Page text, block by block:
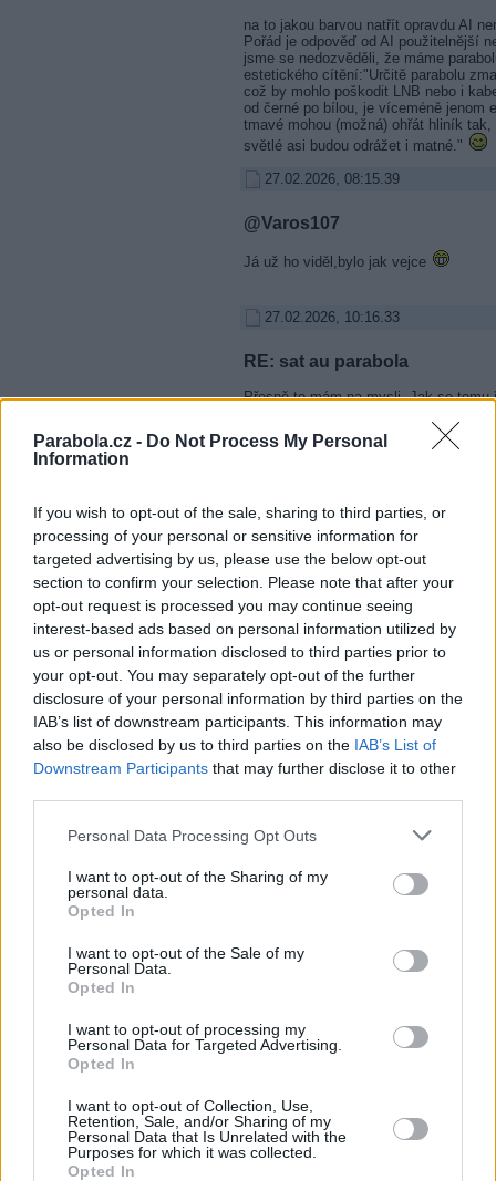
Parabola.cz - Do Not Process My Personal
Information
If you wish to opt-out of the sale, sharing to third parties, or
processing of your personal or sensitive information for
targeted advertising by us, please use the below opt-out
section to confirm your selection. Please note that after your
opt-out request is processed you may continue seeing
interest-based ads based on personal information utilized by
us or personal information disclosed to third parties prior to
your opt-out. You may separately opt-out of the further
disclosure of your personal information by third parties on the
IAB’s list of downstream participants. This information may
also be disclosed by us to third parties on the IAB’s List of
Downstream Participants that may further disclose it to other
Personal Data Processing Opt Outs
I want to opt-out of the Sharing of my
personal data.
Opted In
I want to opt-out of the Sale of my
Personal Data.
Opted In
I want to opt-out of processing my
Personal Data for Targeted Advertising.
Opted In
I want to opt-out of Collection, Use,
Retention, Sale, and/or Sharing of my
Personal Data that Is Unrelated with the
Purposes for which it was collected.
Opted In
na to jakou barvou natřít opravdu AI
Pořád je odpověď od AI použitelnější
jsme se nedozvěděli, že máme
estetického cítění:"Určitě parabolu
což by mohlo poškodit LNB nebo i
od černé po bílou, je víceméně jenom
tmavé mohou (možná) ohřát hliník
světlé asi budou odrážet i matné."
27.02.2026, 08:15.39
@Varos107
Já už ho viděl,bylo jak vejce
27.02.2026, 10:16.33
RE: sat au parabola
Přesně to mám na mysli. Jak se tomu
On Air: KWS Varos106, Kathrein MSK120,
Ani sázené vejce a ani volské
https://www.2i.cz/i/ju3RQ
Srandičky....Do tohoto by sa asi nikto
Je zaujímavé okolo všetkého
skúsenosti...
Tmavý povrch paraboly absorbuje
spôsobí, že sa parabola v lete
svetlosivá... To je jednoducho fakt...
Ak je vyrobená z tenkého plechu,
jej zakrivenie čo spôsobí degradáciu
Nadmerné teplo z horúceho povrchu
konvertor, čo teoreticky môže
teploty... Prinajlepšom odíde víčko na
nechal parabolu nastriekať tmavou
konvertor je aj bez viečka funkčný a
náhradné...
slnka zahltí konvertor, spôsobí
vtedy je úplne jedno či je parabola
DVB-S2X MS, DM900 Dual DVB-S2X
5,4GHz,RAM 64 GB,SSD 2TB +TBS6903X
28.02.2026, 00:09.02
@Maneto